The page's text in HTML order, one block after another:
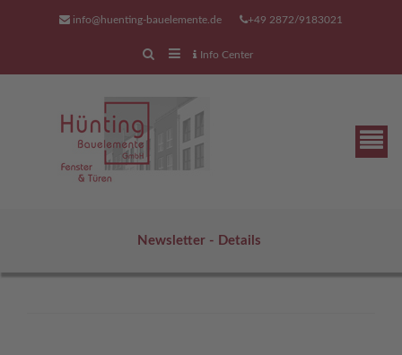
info@huenting-bauelemente.de +49 2872/9183021
Info Center
Newsletter - Details
unser Serviceangebot